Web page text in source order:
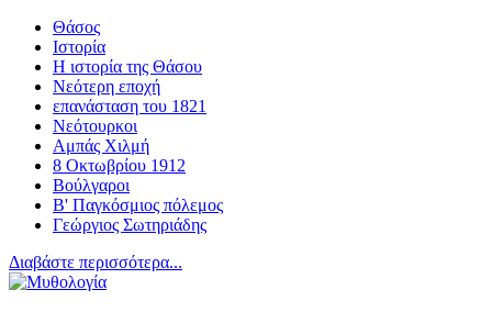
Θάσος
Ιστορία
Η ιστορία της Θάσου
Νεότερη εποχή
επανάσταση του 1821
Νεότουρκοι
Αμπάς Χιλμή
8 Οκτωβρίου 1912
Βούλγαροι
Β' Παγκόσμιος πόλεμος
Γεώργιος Σωτηριάδης
Διαβάστε περισσότερα...